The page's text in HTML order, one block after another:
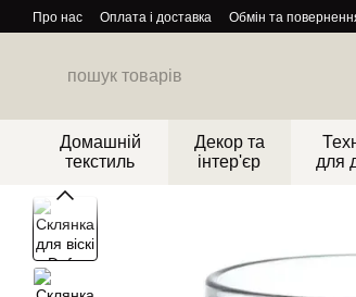
Перейти до основного контенту
Про нас Оплата і доставка Обмін та
Домашній
текстиль
Декор та
інтер'єр
для